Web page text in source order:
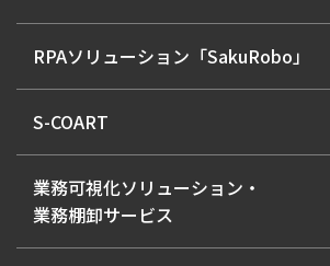
RPAソリューション「SakuRobo」
S-COART
業務可視化ソリューション・
業務棚卸サービス